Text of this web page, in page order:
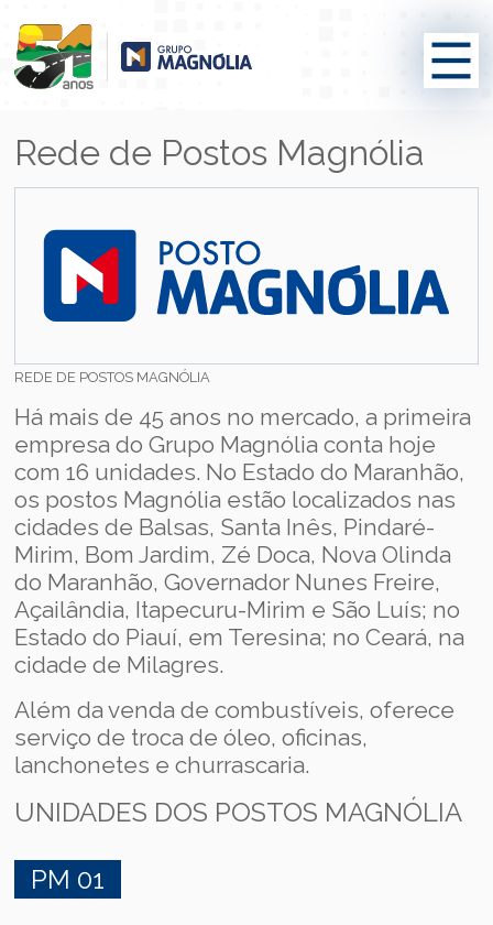
Rede de Postos Magnólia
REDE DE POSTOS MAGNÓLIA
Há mais de 45 anos no mercado, a primeira
empresa do Grupo Magnólia conta hoje
com 16 unidades. No Estado do Maranhão,
os postos Magnólia estão localizados nas
cidades de Balsas, Santa Inês, Pindaré-
Mirim, Bom Jardim, Zé Doca, Nova Olinda
do Maranhão, Governador Nunes Freire,
Açailândia, Itapecuru-Mirim e São Luís; no
Estado do Piauí, em Teresina; no Ceará, na
cidade de Milagres.
Além da venda de combustíveis, oferece
serviço de troca de óleo, oficinas,
lanchonetes e churrascaria.
UNIDADES DOS POSTOS MAGNÓLIA
PM 01